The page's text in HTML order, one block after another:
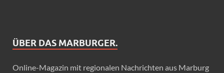
ÜBER DAS MARBURGER.
Online-Magazin mit regionalen Nachrichten aus Marburg